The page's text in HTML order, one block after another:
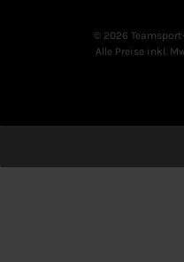
© 2026
Alle Preise inkl.